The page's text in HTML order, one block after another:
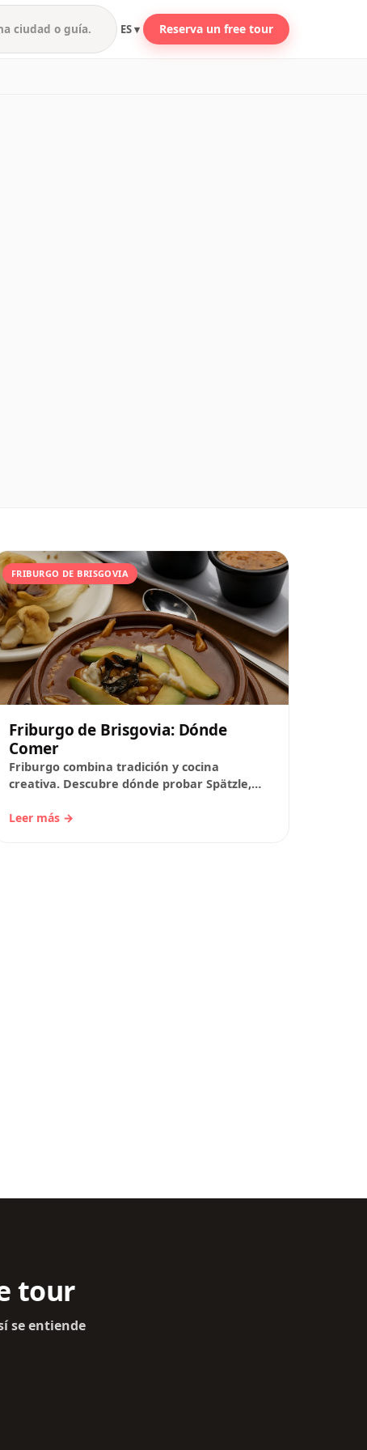
ES ▾ Reserva un free tour
FRIBURGO DE BRISGOVIA
Friburgo de Brisgovia: Dónde
Comer
Friburgo combina tradición y cocina
creativa. Descubre dónde probar Spätzle,
qué restaurantes históricos y con…
Leer más →
tour
se entiende